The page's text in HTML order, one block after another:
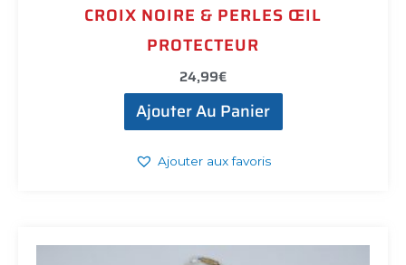
CROIX NOIRE & PERLES ŒIL
PROTECTEUR
24,99€
Ajouter Au Panier
Ajouter aux favoris